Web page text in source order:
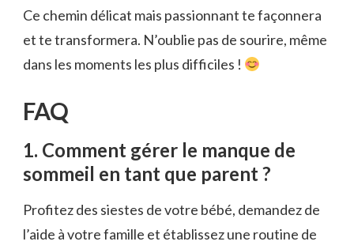
Ce chemin délicat mais passionnant te façonnera
et te transformera. N’oublie pas de sourire, même
dans les moments les plus difficiles !
FAQ
1. Comment gérer le manque de
sommeil en tant que parent ?
Profitez des siestes de votre bébé, demandez de
l’aide à votre famille et établissez une routine de